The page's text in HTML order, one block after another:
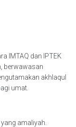
IMTAQ dan IPTEK
berwawasan
akhlaqul
umat.
amaliyah.